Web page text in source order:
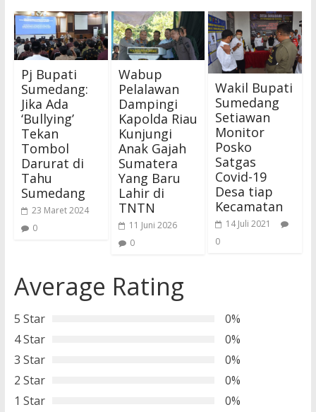
Pj Bupati
Sumedang:
Jika Ada
‘Bullying’
Tekan
Tombol
Darurat di
Tahu
Sumedang
23 Maret 2024
0
Wabup
Pelalawan
Dampingi
Kapolda Riau
Kunjungi
Anak Gajah
Sumatera
Yang Baru
Lahir di
TNTN
11 Juni 2026
0
Wakil Bupati
Sumedang
Setiawan
Monitor
Posko
Satgas
Covid-19
Desa tiap
Kecamatan
14 Juli 2021
0
Average Rating
5 Star
0%
4 Star
0%
3 Star
0%
2 Star
0%
1 Star
0%